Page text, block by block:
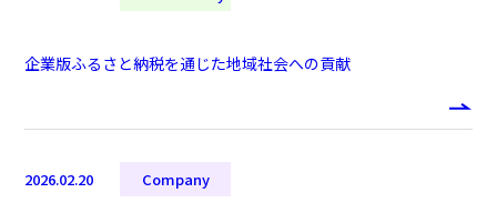
企業版ふるさと納税を通じた地域社会への貢献
2026.02.20 Company